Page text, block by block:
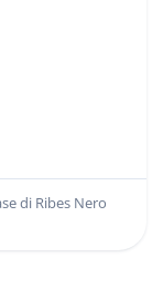
di Ribes Nero